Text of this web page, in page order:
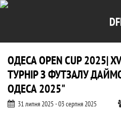
ОДЕСА OPEN CUP 2025|
ТУРНІР З ФУТЗАЛУ
ОДЕСА 2025"
31 липня 2025 - 03 серпня 2025